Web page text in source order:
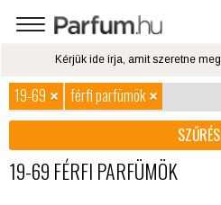
19-69
férfi parfümök
SZŰRÉS
19-69 FÉRFI PARFÜMÖK